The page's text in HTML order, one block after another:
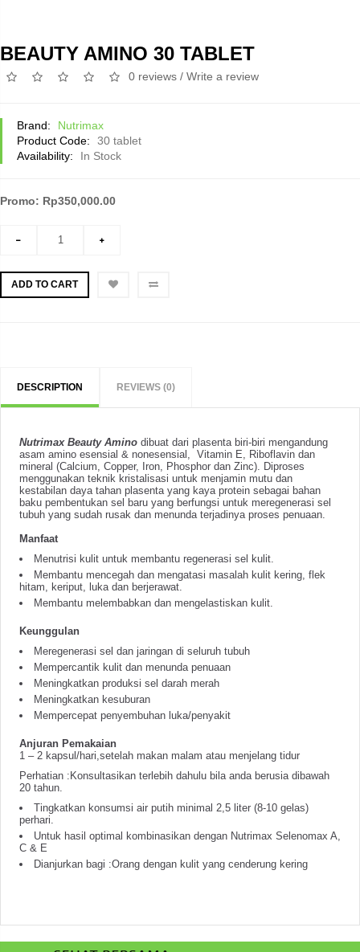
BEAUTY AMINO 30 TABLET
0 reviews / Write a review
Brand:
Nutrimax
Product Code:
30 tablet
Availability:
In Stock
Promo: Rp350,000.00
ADD TO CART
DESCRIPTION REVIEWS (0)
Nutrimax Beauty Amino dibuat dari plasenta biri-biri mengandung
asam amino esensial & nonesensial, Vitamin E, Riboflavin dan
mineral (Calcium, Copper, Iron, Phosphor dan Zinc). Diproses
menggunakan teknik kristalisasi untuk menjamin mutu dan
kestabilan daya tahan plasenta yang kaya protein sebagai bahan
baku pembentukan sel baru yang berfungsi untuk meregenerasi sel
tubuh yang sudah rusak dan menunda terjadinya proses penuaan.
Manfaat
Menutrisi kulit untuk membantu regenerasi sel kulit.
Membantu mencegah dan mengatasi masalah kulit kering, flek
hitam, keriput, luka dan berjerawat.
Membantu melembabkan dan mengelastiskan kulit.
Keunggulan
Meregenerasi sel dan jaringan di seluruh tubuh
Mempercantik kulit dan menunda penuaan
Meningkatkan produksi sel darah merah
Meningkatkan kesuburan
Mempercepat penyembuhan luka/penyakit
Anjuran Pemakaian
1 – 2 kapsul/hari,setelah makan malam atau menjelang tidur
Perhatian :Konsultasikan terlebih dahulu bila anda berusia dibawah
20 tahun.
Tingkatkan konsumsi air putih minimal 2,5 liter (8-10 gelas)
perhari.
Untuk hasil optimal kombinasikan dengan Nutrimax Selenomax A,
C & E
Dianjurkan bagi :Orang dengan kulit yang cenderung kering